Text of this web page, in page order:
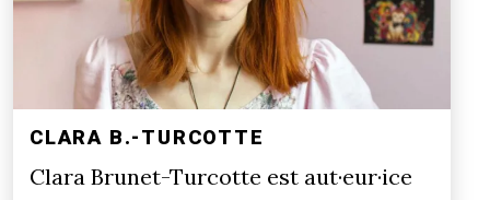
CLARA B.-TURCOTTE
Clara Brunet-Turcotte est aut·eur·ice